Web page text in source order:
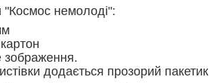
"Космос немолоді":
зображення.
додається прозорий пакетик